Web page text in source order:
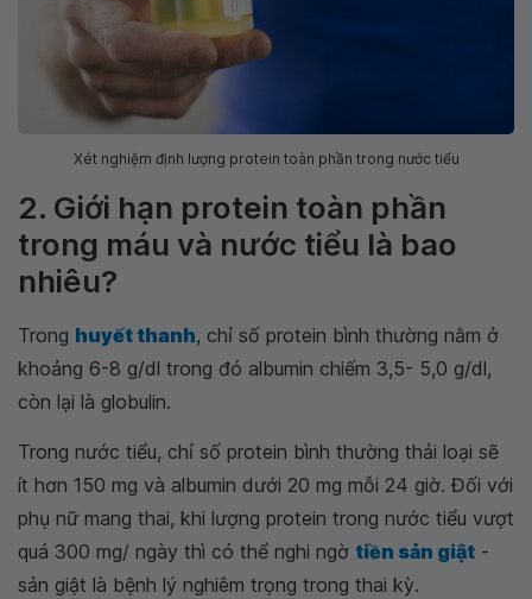
Xét nghiệm định lượng protein toàn phần trong nước tiểu
2. Giới hạn protein toàn phần
trong máu và nước tiểu là bao
nhiêu?
Trong huyết thanh, chỉ số protein bình thường nằm ở
khoảng 6-8 g/dl trong đó albumin chiếm 3,5- 5,0 g/dl,
còn lại là globulin.
Trong nước tiểu, chỉ số protein bình thường thải loại sẽ
ít hơn 150 mg và albumin dưới 20 mg mỗi 24 giờ. Đối với
phụ nữ mang thai, khi lượng protein trong nước tiểu vượt
quá 300 mg/ ngày thì có thể nghi ngờ tiền sản giật -
sản giật là bệnh lý nghiêm trọng trong thai kỳ.